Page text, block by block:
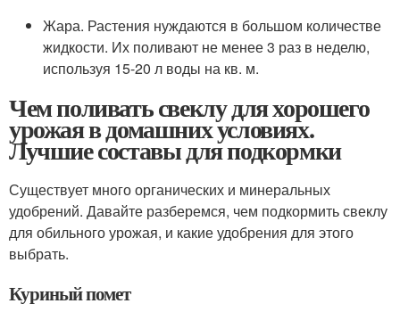
Жара. Растения нуждаются в большом количестве
жидкости. Их поливают не менее 3 раз в неделю,
используя 15-20 л воды на кв. м.
Чем поливать свеклу для хорошего
урожая в домашних условиях.
Лучшие составы для подкормки
Существует много органических и минеральных
удобрений. Давайте разберемся, чем подкормить свеклу
для обильного урожая, и какие удобрения для этого
выбрать.
Куриный помет